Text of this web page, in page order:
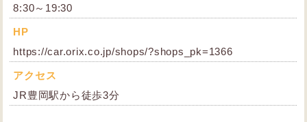
8:30～19:30
HP
https://car.orix.co.jp/shops/?shops_pk=1366
アクセス
JR豊岡駅から徒歩3分